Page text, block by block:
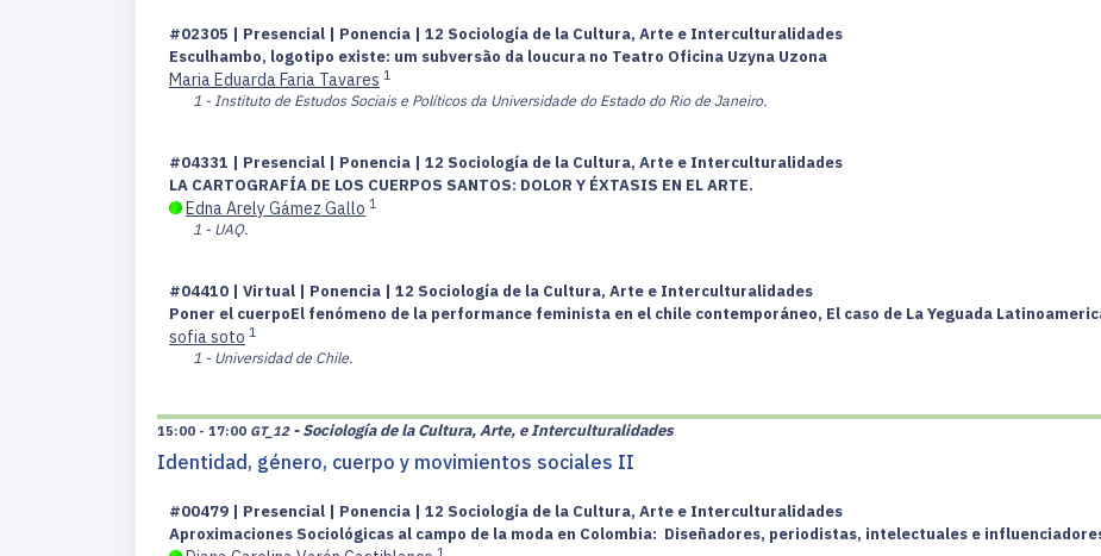
#02305 | Presencial | Ponencia | 12 Sociología de la Cultura, Arte e Interculturalidades
Esculhambo, logotipo existe: um subversão da loucura no Teatro Oficina Uzyna Uzona
Maria Eduarda Faria Tavares 1
1 - Instituto de Estudos Sociais e Políticos da Universidade do Estado do Rio de Janeiro.
#04331 | Presencial | Ponencia | 12 Sociología de la Cultura, Arte e Interculturalidades
LA CARTOGRAFÍA DE LOS CUERPOS SANTOS: DOLOR Y ÉXTASIS EN EL ARTE.
Edna Arely Gámez Gallo 1
1 - UAQ.
#04410 | Virtual | Ponencia | 12 Sociología de la Cultura, Arte e Interculturalidades
Poner el cuerpoEl fenómeno de la performance feminista en el chile contemporáneo, El caso de La Yeguada
sofia soto 1
1 - Universidad de Chile.
15:00 - 17:00 GT_12 - Sociología de la Cultura, Arte, e Interculturalidades
Identidad, género, cuerpo y movimientos sociales II
#00479 | Presencial | Ponencia | 12 Sociología de la Cultura, Arte e Interculturalidades
Aproximaciones Sociológicas al campo de la moda en Colombia: Diseñadores, periodistas, intelectuales e
1